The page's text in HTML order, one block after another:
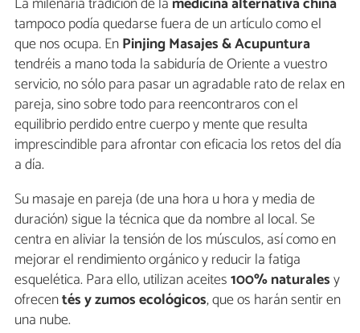
tampoco podía quedarse fuera de un artículo como el
que nos ocupa. EnPinjing Masajes & Acupuntura
tendréis a mano toda la sabiduría de Oriente a vuestro
servicio, no sólo para pasar un agradable rato de relax en
pareja, sino sobre todo para reencontraros con el
equilibrio perdido entre cuerpo y mente que resulta
imprescindible para afrontar con eficacia los retos del día
a día.
Su masaje en pareja (de una hora u hora y media de
duración) sigue la técnica que da nombre al local. Se
centra en aliviar la tensión de los músculos, así como en
mejorar el rendimiento orgánico y reducir la fatiga
esquelética. Para ello, utilizan aceites100% naturalesy
ofrecentés y zumos ecológicos, que os harán sentir en
una nube.